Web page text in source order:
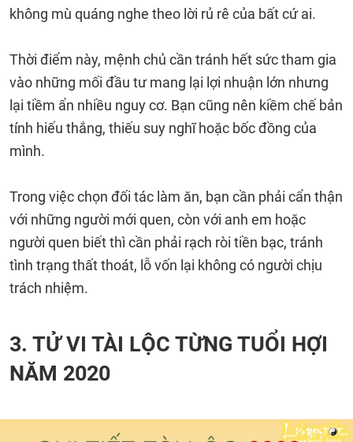
không mù quáng nghe theo lời rủ rê của bất cứ ai.
Thời điểm này, mệnh chủ cần tránh hết sức tham gia
vào những mối đầu tư mang lại lợi nhuận lớn nhưng
lại tiềm ẩn nhiều nguy cơ. Bạn cũng nên kiềm chế bản
tính hiếu thắng, thiếu suy nghĩ hoặc bốc đồng của
mình.
Trong việc chọn đối tác làm ăn, bạn cần phải cẩn thận
với những người mới quen, còn với anh em hoặc
người quen biết thì cần phải rạch ròi tiền bạc, tránh
tình trạng thất thoát, lỗ vốn lại không có người chịu
trách nhiệm.
3. TỬ VI TÀI LỘC TỪNG TUỔI HỢI
NĂM 2020